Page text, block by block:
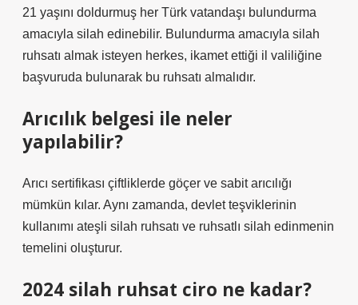
21 yaşını doldurmuş her Türk vatandaşı bulundurma
amacıyla silah edinebilir. Bulundurma amacıyla silah
ruhsatı almak isteyen herkes, ikamet ettiği il valiliğine
başvuruda bulunarak bu ruhsatı almalıdır.
Arıcılık belgesi ile neler
yapılabilir?
Arıcı sertifikası çiftliklerde göçer ve sabit arıcılığı
mümkün kılar. Aynı zamanda, devlet teşviklerinin
kullanımı ateşli silah ruhsatı ve ruhsatlı silah edinmenin
temelini oluşturur.
2024 silah ruhsat ciro ne kadar?